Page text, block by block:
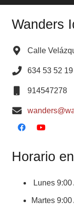
Wanders
Calle
634 53 52 19
914547278
Horario
Lunes
Martes